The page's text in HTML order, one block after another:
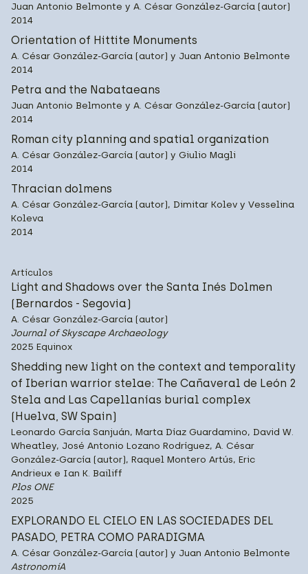
Juan Antonio Belmonte y A. César González-García (autor)
2014
Orientation of Hittite Monuments
A. César González-García (autor) y Juan Antonio Belmonte
2014
Petra and the Nabataeans
Juan Antonio Belmonte y A. César González-García (autor)
2014
Roman city planning and spatial organization
A. César González-García (autor) y Giulio Magli
2014
Thracian dolmens
A. César González-García (autor), Dimitar Kolev y Vesselina
Koleva
2014
Artículos
Light and Shadows over the Santa Inés Dolmen
(Bernardos - Segovia)
A. César González-García (autor)
Journal of Skyscape Archaeology
2025 Equinox
Shedding new light on the context and temporality
of Iberian warrior stelae: The Cañaveral de León 2
Stela and Las Capellanías burial complex
(Huelva, SW Spain)
Leonardo García Sanjuán, Marta Díaz Guardamino, David W.
Wheatley, José Antonio Lozano Rodríguez, A. César
González-García (autor), Raquel Montero Artús, Eric
Andrieux e Ian K. Bailiff
Plos ONE
2025
EXPLORANDO EL CIELO EN LAS SOCIEDADES DEL
PASADO, PETRA COMO PARADIGMA
A. César González-García (autor) y Juan Antonio Belmonte
AstronomíA